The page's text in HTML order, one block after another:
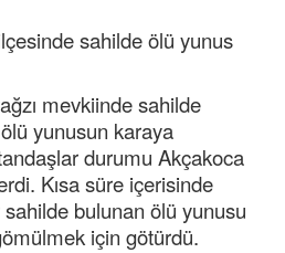
sahilde ölü yunus
mevkiinde sahilde
yunusun karaya
durumu Akçakoca
Kısa süre içerisinde
bulunan ölü yunusu
için götürdü.